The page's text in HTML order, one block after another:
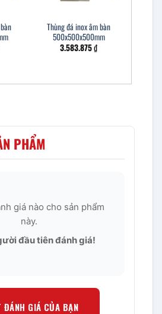
Thùng đá inox âm bàn
500x500x500mm
3.583.875₫
PHẨM
giá nào cho sản phẩm
này.
đầu tiên đánh giá!
GIÁ CỦA BẠN